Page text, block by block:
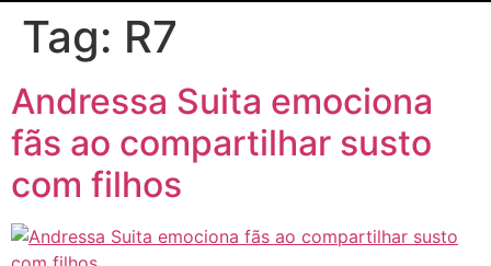
Tag: R7
Andressa Suita emociona
fãs ao compartilhar susto
com filhos